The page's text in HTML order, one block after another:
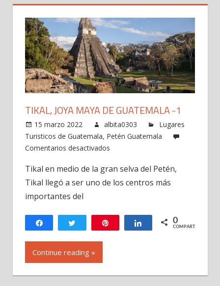
TIKAL, JOYA MAYA DE GUATEMALA -1
15 marzo 2022 albita0303
Lugares
Turisticos de Guatemala, Petén Guatemala
Comentarios desactivados
joya
maya
-1
Tikal en medio de la gran selva del Petén,
Tikal llegó a ser uno de los centros más
importantes del
Compartir Twittear Compartir
0
COMPARTIR
Continue reading »